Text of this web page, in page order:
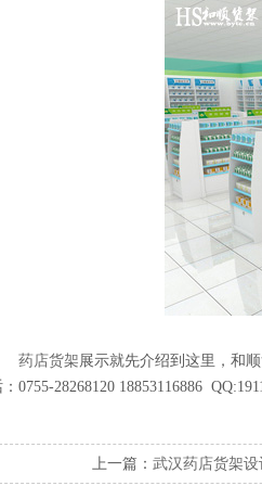
药店货架展示就先介绍到这里，和
0755-28268120 18853116886
上一篇： 武汉药店货架